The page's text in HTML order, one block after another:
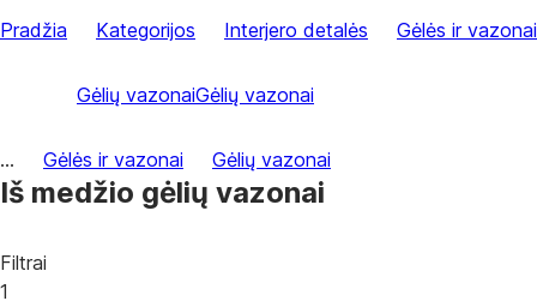
Pradžia Kategorijos Interjero detalės Gėlės ir vazonai
Gėlių vazonaiGėlių vazonai
... Gėlės ir vazonai Gėlių vazonai
Iš medžio gėlių vazonai
Filtrai
1